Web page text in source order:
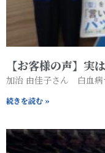
【お客様の声】実
加治 由佳子さん 白血病
続きを読む »